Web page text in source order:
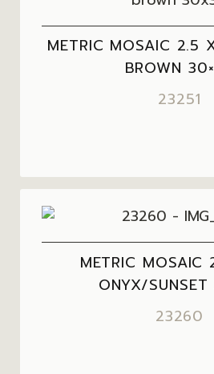
METRIC MOSAIC 2.5
BROWN
23251
METRIC
ONYX/
23260